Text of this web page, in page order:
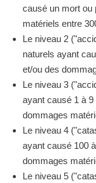
causé un mort ou
matériels entre
Le niveau 2
naturels ayant
et/ou des
Le niveau 3
ayant causé 1 à
dommages
Le niveau 4
ayant causé 100
dommages
Le niveau 5